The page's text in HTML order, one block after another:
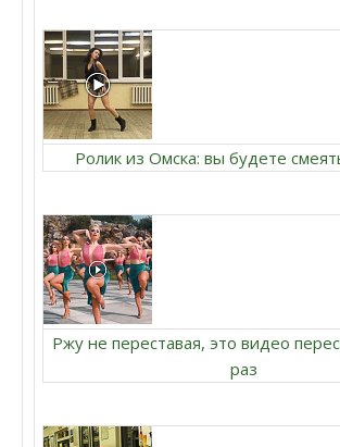
Ролик из Омска: вы будете
Ржу не переставая, это видео
раз